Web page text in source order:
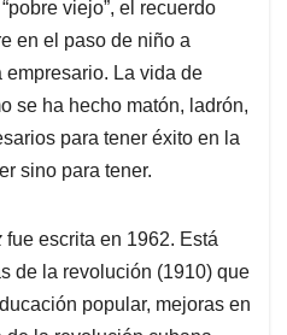
viejo”, el recuerdo
en el paso de niño a
La vida de
se ha hecho matón, ladrón,
para tener éxito en la
sino para tener.
fue escrita en 1962. Está
de la revolución (1910) que
popular, mejoras en